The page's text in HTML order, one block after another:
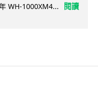
WH-1000XM4...
閱讀